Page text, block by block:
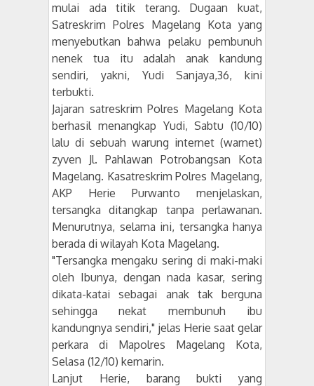
mulai ada titik terang. Dugaan kuat,
Satreskrim Polres Magelang Kota yang
menyebutkan bahwa pelaku pembunuh
nenek tua itu adalah anak kandung
sendiri, yakni, Yudi Sanjaya,36, kini
terbukti.
Jajaran satreskrim Polres Magelang Kota
berhasil menangkap Yudi, Sabtu (10/10)
lalu di sebuah warung internet (warnet)
zyven Jl. Pahlawan Potrobangsan Kota
Magelang. Kasatreskrim Polres Magelang,
AKP Herie Purwanto menjelaskan,
tersangka ditangkap tanpa perlawanan.
Menurutnya, selama ini, tersangka hanya
berada di wilayah Kota Magelang.
"Tersangka mengaku sering di maki-maki
oleh Ibunya, dengan nada kasar, sering
dikata-katai sebagai anak tak berguna
sehingga nekat membunuh ibu
kandungnya sendiri," jelas Herie saat gelar
perkara di Mapolres Magelang Kota,
Selasa (12/10) kemarin.
Lanjut Herie, barang bukti yang